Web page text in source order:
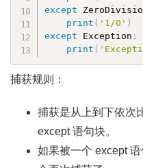
except
print ( '1/0' )
except Exception :
print (
捕获规则：
捕获是从上到下依次
except 语句块。
如果被一个 except